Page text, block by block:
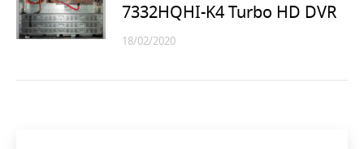
7332HQHI-K4 Turbo HD DVR
18/02/2020